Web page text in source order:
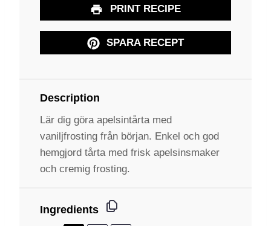
PRINT RECIPE
SPARA RECEPT
Description
Lär dig göra apelsintårta med
vaniljfrosting från början. Enkel och god
hemgjord tårta med frisk apelsinsmaker
och cremig frosting.
Ingredients